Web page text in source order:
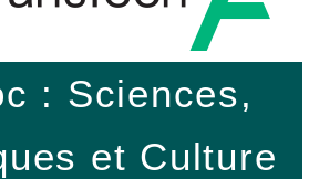
: Sciences,
et Culture